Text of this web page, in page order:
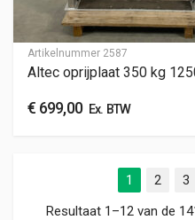
Artikelnummer 2587
Altec oprijplaat 350 kg
€ 699,00Ex. BTW
1 2 3
Resultaat 1–12 van de